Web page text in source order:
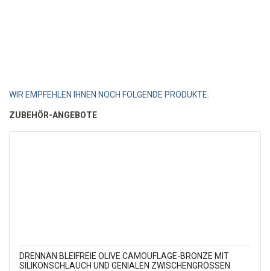
WIR EMPFEHLEN IHNEN NOCH FOLGENDE PRODUKTE:
ZUBEHÖR-ANGEBOTE
DRENNAN BLEIFREIE OLIVE CAMOUFLAGE-BRONZE MIT
SILIKONSCHLAUCH UND GENIALEN ZWISCHENGRÖSSEN